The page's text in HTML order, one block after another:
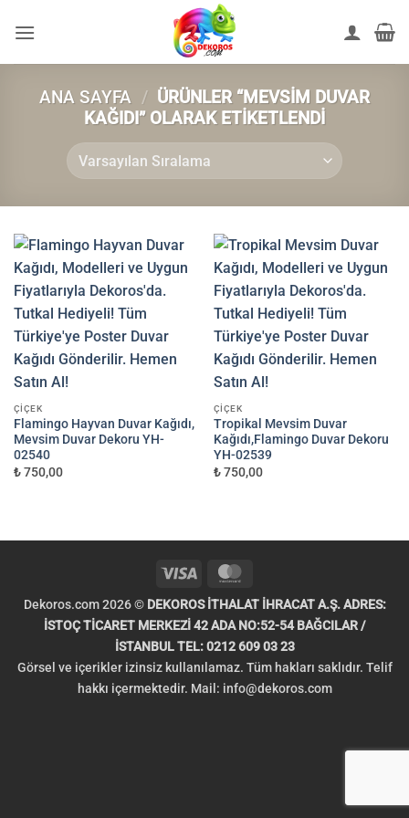
atla
ANA SAYFA / ÜRÜNLER “MEVSIM DUVAR
KAĞIDI” OLARAK ETIKETLENDI
ÇIÇEK
Flamingo Hayvan Duvar Kağıdı,
Mevsim Duvar Dekoru YH-
02540
₺ 750,00
ÇIÇEK
Tropikal Mevsim Duvar
Kağıdı,Flamingo Duvar Dekoru
YH-02539
₺ 750,00
Visa
Dekoros.com 2026 © DEKOROS İTHALAT İHRACAT A.Ş. ADRES:
İSTOÇ TİCARET MERKEZİ 42 ADA NO:52-54 BAĞCILAR /
İSTANBUL TEL: 0212 609 03 23
Görsel ve içerikler izinsiz kullanılamaz. Tüm hakları saklıdır. Telif
hakkı içermektedir. Mail: info@dekoros.com